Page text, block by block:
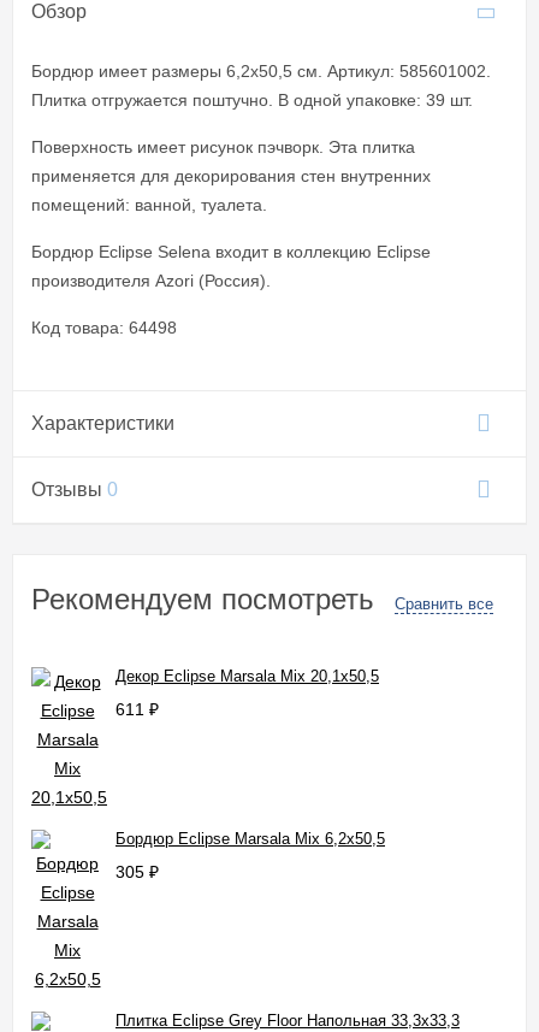
Обзор
Бордюр имеет размеры 6,2x50,5 см. Артикул: 585601002.
Плитка отгружается поштучно. В одной упаковке: 39 шт.
Поверхность имеет рисунок пэчворк. Эта плитка
применяется для декорирования стен внутренних
помещений: ванной, туалета.
Бордюр Eclipse Selena входит в коллекцию Eclipse
производителя Azori (Россия).
Код товара: 64498
Характеристики
Отзывы 0
Рекомендуем посмотреть Сравнить все
Декор Eclipse Marsala Mix 20,1x50,5
611 ₽
Бордюр Eclipse Marsala Mix 6,2x50,5
305 ₽
Плитка Eclipse Grey Floor Напольная 33,3x33,3